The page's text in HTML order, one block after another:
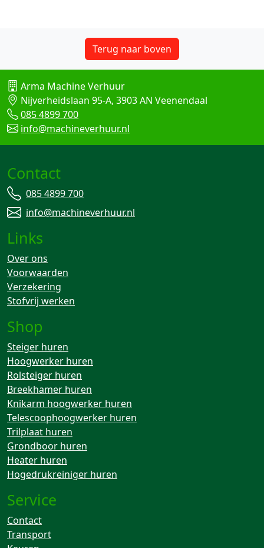
Terug naar boven
Arma Machine Verhuur
Nijverheidslaan 95-A, 3903 AN Veenendaal
085 4899 700
info@machineverhuur.nl
Contact
085 4899 700
info@machineverhuur.nl
Links
Over ons
Voorwaarden
Verzekering
Stofvrij werken
Shop
Steiger huren
Hoogwerker huren
Rolsteiger huren
Breekhamer huren
Knikarm hoogwerker huren
Telescoophoogwerker huren
Trilplaat huren
Grondboor huren
Heater huren
Hogedrukreiniger huren
Service
Contact
Transport